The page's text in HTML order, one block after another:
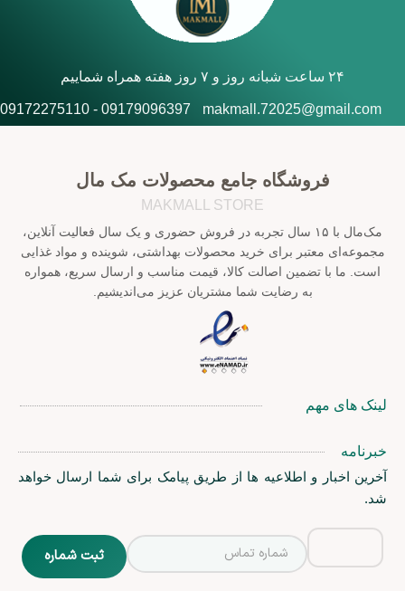
۲۴ ساعت شبانه روز و ۷ روز هفته همراه شماییم
makmall.72025@gmail.com
09179096397 - 09172275110
فروشگاه جامع محصولات مک مال
MAKMALL STORE
مک‌مال با ۱۵ سال تجربه در فروش حضوری و یک سال فعالیت آنلاین،
مجموعه‌ای معتبر برای خرید محصولات بهداشتی، شوینده و مواد غذایی
است. ما با تضمین اصالت کالا، قیمت مناسب و ارسال سریع، همواره
به رضایت شما مشتریان عزیز می‌اندیشیم.
لینک های مهم
خبرنامه
آخرین اخبار و اطلاعیه ها از طریق پیامک برای شما ارسال خواهد
شد.